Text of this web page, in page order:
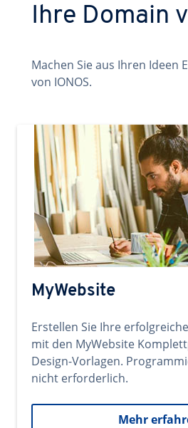
Ihre Domain
Machen Sie aus Ihren Ideen
von IONOS.
MyWebsite
Erstellen Sie Ihre
mit den MyWebsite
Design-Vorlagen.
nicht erforderlich.
Mehr